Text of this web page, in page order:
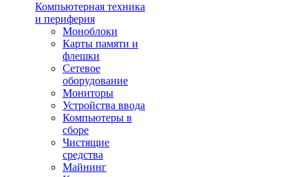
Компьютерная техника
и периферия
Моноблоки
Карты памяти и
флешки
Сетевое
оборудование
Мониторы
Устройства ввода
Компьютеры в
сборе
Чистящие
средства
Майнинг